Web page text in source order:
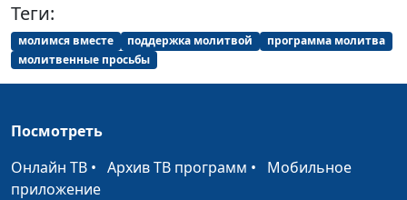
Теги:
молимся вместе поддержка молитвой
программа молитва
молитвенные просьбы
Посмотреть
Онлайн ТВ • Архив ТВ программ • Мобильное
приложение